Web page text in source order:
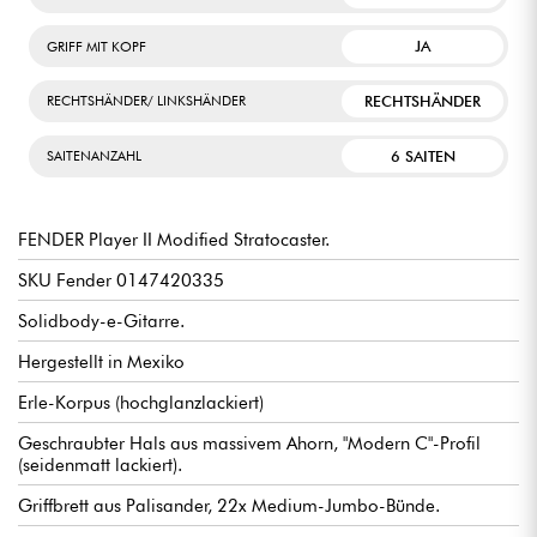
GRIFF MIT KOPF JA
RECHTSHÄNDER/ LINKSHÄNDER RECHTSHÄNDER
SAITENANZAHL 6 SAITEN
FENDER Player II Modified Stratocaster.
SKU Fender 0147420335
Solidbody-e-Gitarre.
Hergestellt in Mexiko
Erle-Korpus (hochglanzlackiert)
Geschraubter Hals aus massivem Ahorn, "Modern C"-Profil
(seidenmatt lackiert).
Griffbrett aus Palisander, 22x Medium-Jumbo-Bünde.